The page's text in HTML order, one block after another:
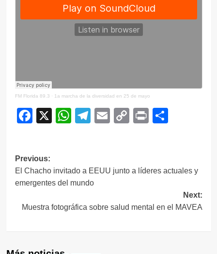
FM Florida 89.3 · 1a marcha de la diversidad en 25 de mayo
Facebook
X WhatsApp
Telegram
EmailCopy
Print
Navegación
de
entradas
Previous:
El Chacho invitado a EEUU junto a líderes actuales y
emergentes del mundo
Next:
Muestra fotográfica sobre salud mental en el MAVEA